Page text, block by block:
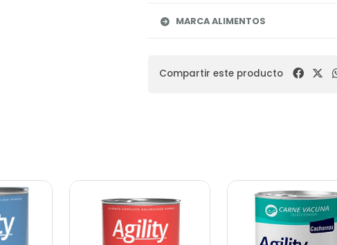
MARCA ALIMENTOS
Compartir este producto